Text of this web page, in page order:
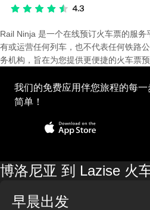
Rail Ninja 是一个在线预订火车票的服
有或运营任何列车，也不代表任何铁路
务机构，旨在为您提供更便捷的火车票预
我们的免费应用伴您旅程的每
简单！
博洛尼亚 到 Lazise 火
早晨出发